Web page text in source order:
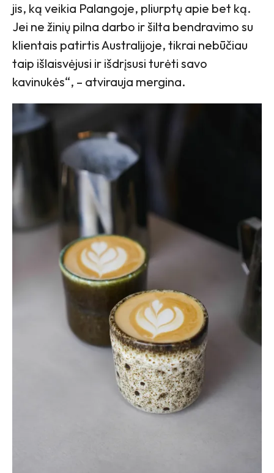
jis, ką veikia Palangoje, pliurptų apie bet ką.
Jei ne žinių pilna darbo ir šilta bendravimo su
klientais patirtis Australijoje, tikrai nebūčiau
taip išlaisvėjusi ir išdrįsusi turėti savo
kavinukės“, – atvirauja mergina.